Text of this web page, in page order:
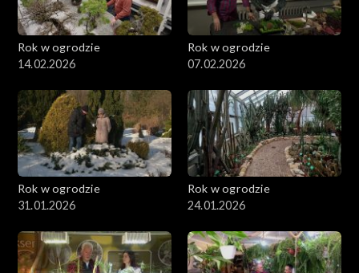
Rok w ogrodzie
14.02.2026
Rok w ogrodzie
07.02.2026
Rok w ogrodzie
31.01.2026
Rok w ogrodzie
24.01.2026